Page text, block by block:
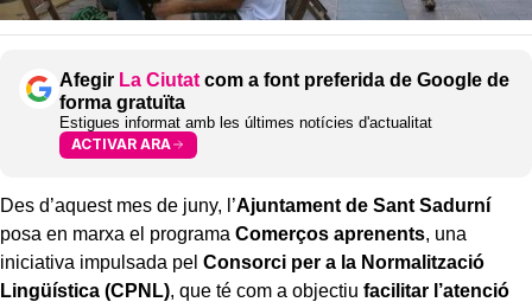
Afegir La Ciutat com a font preferida de Google de
forma gratuïta
Estigues informat amb les últimes notícies d'actualitat
ACTIVAR ARA
Des d’aquest mes de juny, l’Ajuntament de Sant Sadurní
posa en marxa el programa Comerços aprenents, una
iniciativa impulsada pel Consorci per a la Normalització
Lingüística (CPNL), que té com a objectiu facilitar l’atenció